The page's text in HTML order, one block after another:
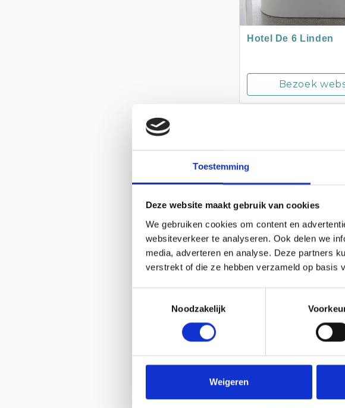
Toestemming
Deze website maakt gebruik van cookies
We gebruiken cookies om content en
websiteverkeer te analyseren. Ook delen we
media, adverteren en analyse. Deze partners
verstrekt of die ze hebben verzameld op basis
Noodzakelijk
Weigeren
Hotel De 6 Linden
Bezoek
Hotel De Milliano
Bezoek